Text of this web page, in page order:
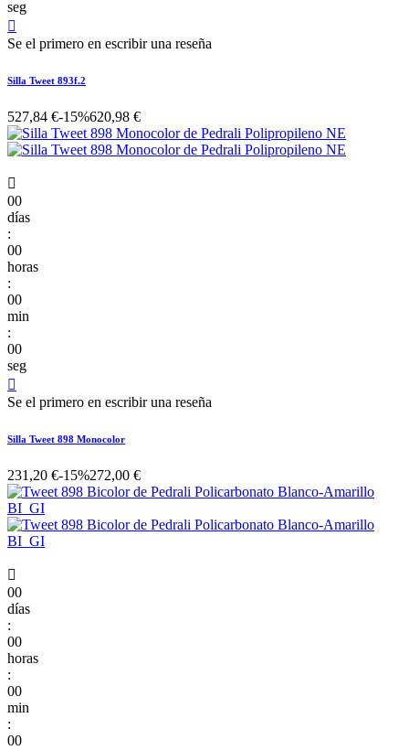
seg

Se el primero en escribir una reseña
Silla Tweet 893f.2
527,84 €-15%620,98 €

00
días
:
00
horas
:
00
min
:
00
seg

Se el primero en escribir una reseña
Silla Tweet 898 Monocolor
231,20 €-15%272,00 €

00
días
:
00
horas
:
00
min
:
00